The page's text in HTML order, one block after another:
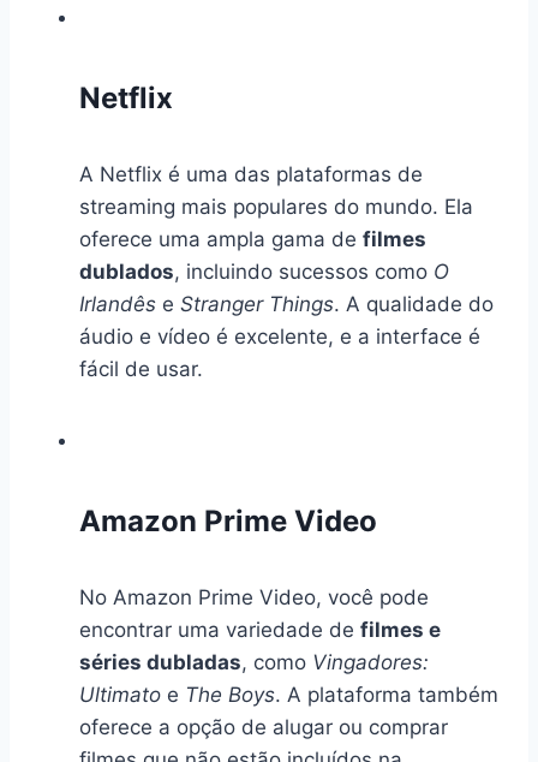
Netflix
A Netflix é uma das plataformas de
streaming mais populares do mundo. Ela
oferece uma ampla gama de filmes
dublados, incluindo sucessos como O
Irlandês e Stranger Things. A qualidade do
áudio e vídeo é excelente, e a interface é
fácil de usar.
Amazon Prime Video
No Amazon Prime Video, você pode
encontrar uma variedade de filmes e
séries dubladas, como Vingadores:
Ultimato e The Boys. A plataforma também
oferece a opção de alugar ou comprar